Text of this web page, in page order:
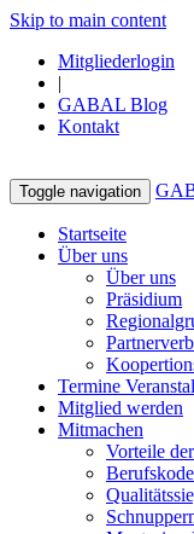
Skip to main content
Mitgliederlogin
|
GABAL Blog
Kontakt
Toggle navigation
Startseite
Über uns
Über uns
Präsidium
Termine
Mitglied werden
Mitmachen
Vorteile